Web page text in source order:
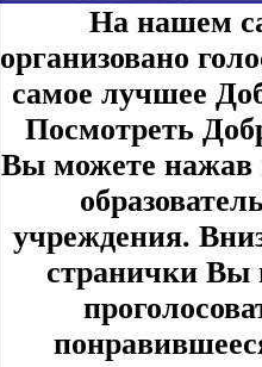
На нашем
организовано
самое лучшее
Посмотреть
Вы можете нажав
учреждения.
странички Вы